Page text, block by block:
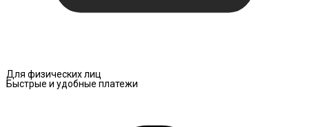
Для физических лиц
Быстрые и удобные платежи